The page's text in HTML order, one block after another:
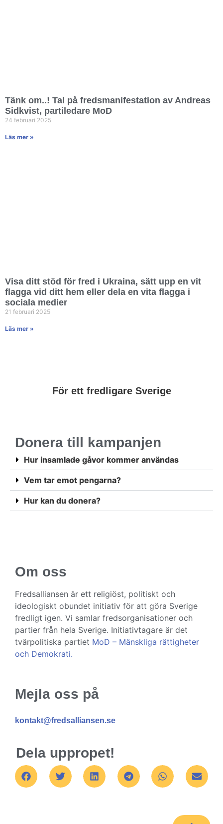
Tänk om..! Tal på fredsmanifestation av Andreas
Sidkvist, partiledare MoD
24 februari 2025
Läs mer »
Visa ditt stöd för fred i Ukraina, sätt upp en vit
flagga vid ditt hem eller dela en vita flagga i
sociala medier
21 februari 2025
Läs mer »
För ett fredligare Sverige
Donera till kampanjen
Hur insamlade gåvor kommer användas
Vem tar emot pengarna?
Hur kan du donera?
Om oss
Fredsalliansen är ett religiöst, politiskt och
ideologiskt obundet initiativ för att göra Sverige
fredligt igen. Vi samlar fredsorganisationer och
partier från hela Sverige. Initiativtagare är det
tvärpolitiska partiet MoD – Mänskliga rättigheter
och Demokrati.
Mejla oss på
kontakt@fredsalliansen.se
Dela uppropet!